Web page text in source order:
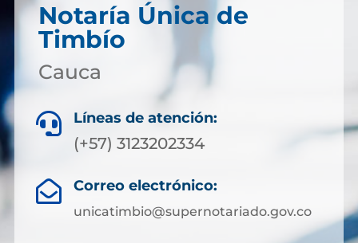
Notaría Única de
Timbío
Cauca
 Líneas de atención:
(+57) 3123202334
 Correo electrónico:
unicatimbio@supernotariado.gov.co